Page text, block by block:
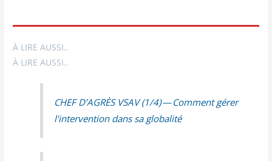
À LIRE AUSSI..
À LIRE AUSSI..
CHEF D’AGRÈS VSAV (1/​4) — Com­ment gérer
l’intervention dans sa globalité